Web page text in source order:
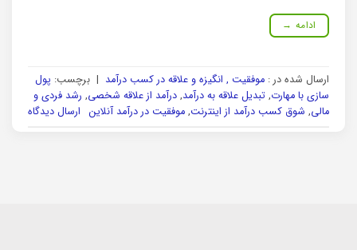
ادامه →
ارسال شده در : موفقیت , انگیزه و علاقه در کسب درآمد | برچسب: پول
سازی با مهارت, تبدیل علاقه به درآمد, درآمد از علاقه شخصی, رشد فردی و
مالی, شوق کسب درآمد از اینترنت, موفقیت در درآمد آنلاین ارسال دیدگاه